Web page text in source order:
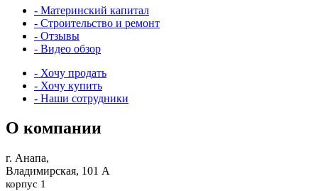
- Материнский капитал
- Строительство и ремонт
- Отзывы
- Видео обзор
- Хочу продать
- Хочу купить
- Наши сотрудники
О компании
г. Анапа,
Владимирская, 101 А
корпус 1